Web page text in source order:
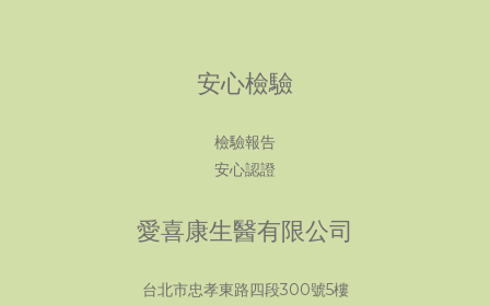
安心檢驗
檢驗報告
安心認證
愛喜康生醫有限公司
台北市忠孝東路四段300號5樓